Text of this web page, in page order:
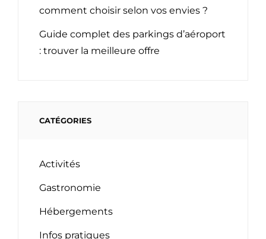
comment choisir selon vos envies ?
Guide complet des parkings d’aéroport
: trouver la meilleure offre
CATÉGORIES
Activités
Gastronomie
Hébergements
Infos pratiques